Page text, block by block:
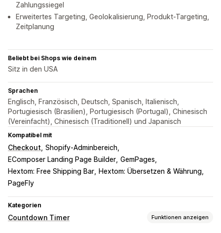
Zahlungssiegel
Erweitertes Targeting, Geolokalisierung, Produkt-Targeting,
Zeitplanung
Beliebt bei Shops wie deinem
Sitz in den USA
Sprachen
Englisch, Französisch, Deutsch, Spanisch, Italienisch,
Portugiesisch (Brasilien), Portugiesisch (Portugal), Chinesisch
(Vereinfacht), Chinesisch (Traditionell) und Japanisch
Kompatibel mit
Checkout Shopify-Adminbereich
EComposer Landing Page Builder GemPages
Hextom: Free Shipping Bar
Hextom: Übersetzen & Währung
PageFly
Kategorien
Countdown Timer Funktionen anzeigen